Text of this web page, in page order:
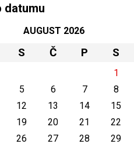
datumu
AUGUST 2026
S Č P S
1
5 6 7 8
12 13 14 15
19 20 21 22
26 27 28 29